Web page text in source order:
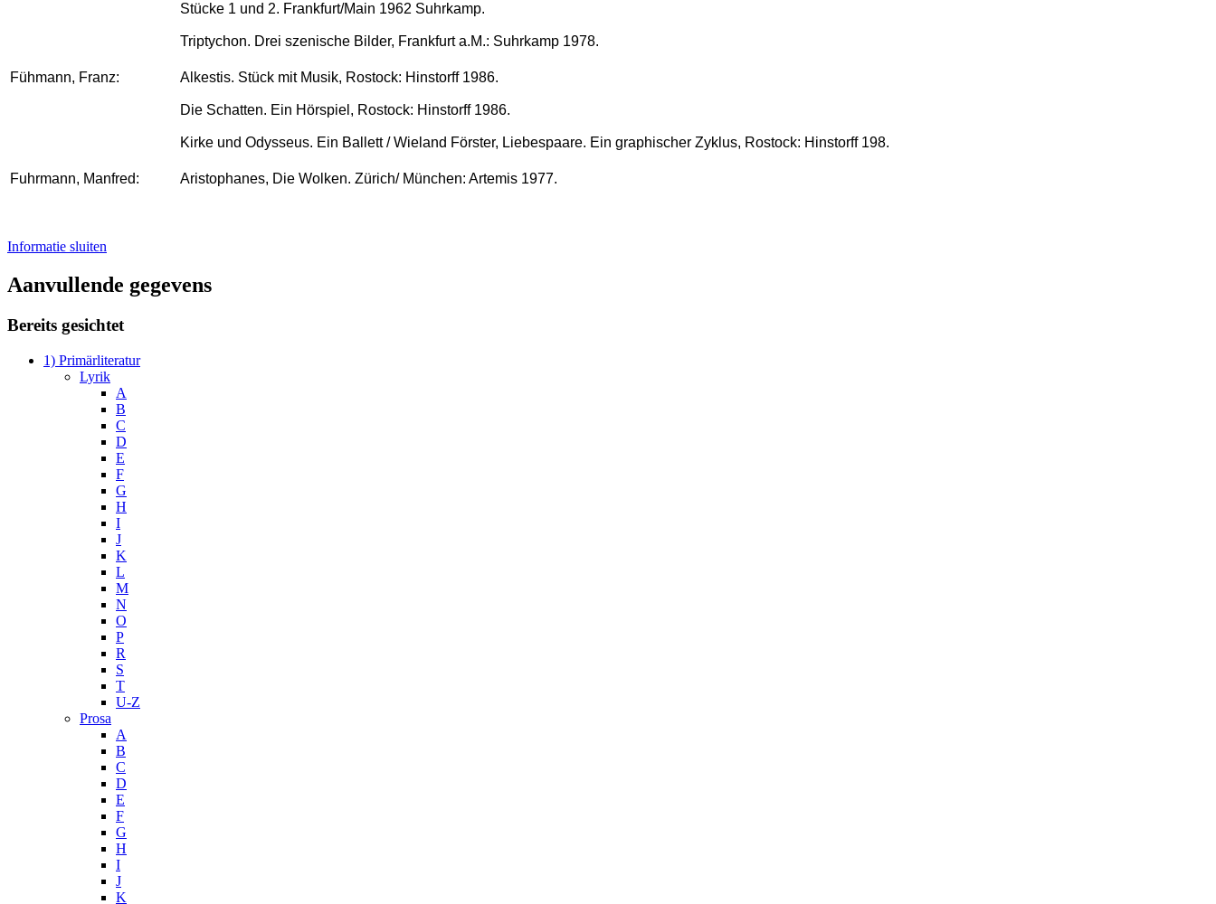
Stücke 1 und 2. Frankfurt/Main 1962 Suhrkamp.
Triptychon. Drei szenische Bilder, Frankfurt a.M.: Suhrkamp 1978.
Fühmann, Franz: Alkestis. Stück mit Musik, Rostock: Hinstorff 1986.
Die Schatten. Ein Hörspiel, Rostock: Hinstorff 1986.
Kirke und Odysseus. Ein Ballett / Wieland Förster, Liebespaare. Ein graphischer Zyklus, Rostock: Hinstorff 198.
Fuhrmann, Manfred: Aristophanes, Die Wolken. Zürich/ München: Artemis 1977.
Informatie sluiten
Aanvullende gegevens
Bereits gesichtet
1) Primärliteratur
Lyrik
A
B
C
D
E
F
G
H
I
J
K
L
M
N
O
P
R
S
T
U-Z
Prosa
A
B
C
D
E
F
G
H
I
J
K